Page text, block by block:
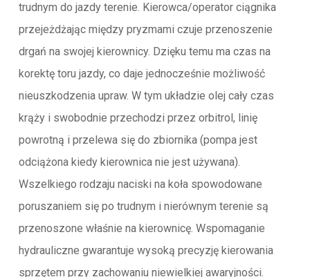
trudnym do jazdy terenie. Kierowca/operator ciągnika
przejeżdżając między pryzmami czuje przenoszenie
drgań na swojej kierownicy. Dzięku temu ma czas na
korektę toru jazdy, co daje jednocześnie możliwość
nieuszkodzenia upraw. W tym układzie olej cały czas
krąży i swobodnie przechodzi przez orbitrol, linię
powrotną i przelewa się do zbiornika (pompa jest
odciążona kiedy kierownica nie jest używana).
Wszelkiego rodzaju naciski na koła spowodowane
poruszaniem się po trudnym i nierównym terenie są
przenoszone właśnie na kierownicę. Wspomaganie
hydrauliczne gwarantuje wysoką precyzję kierowania
sprzętem przy zachowaniu niewielkiej awaryjności.